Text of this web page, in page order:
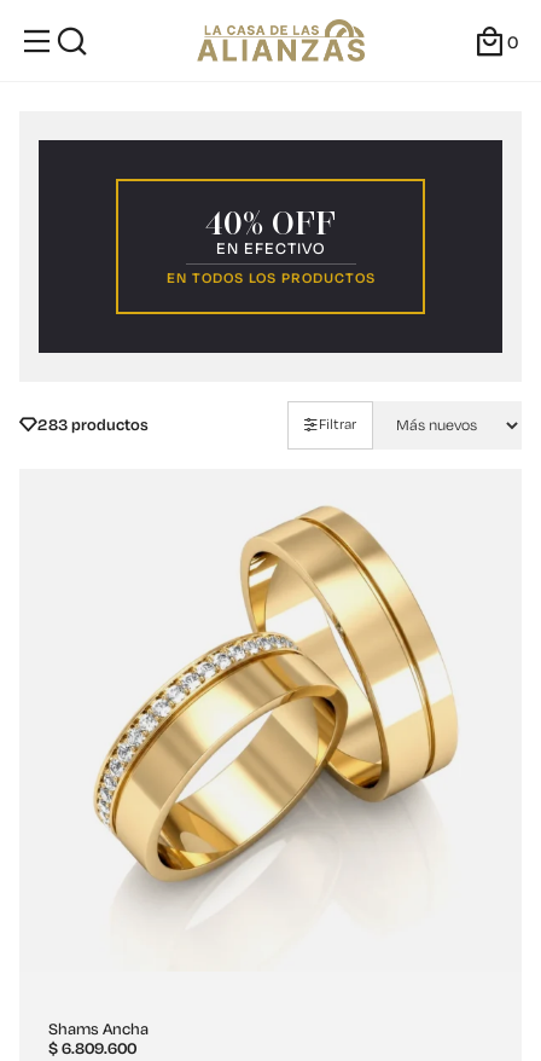
0
40% OFF
EN EFECTIVO
EN TODOS LOS PRODUCTOS
283 productos Filtrar
Shams Ancha
$6.809.600